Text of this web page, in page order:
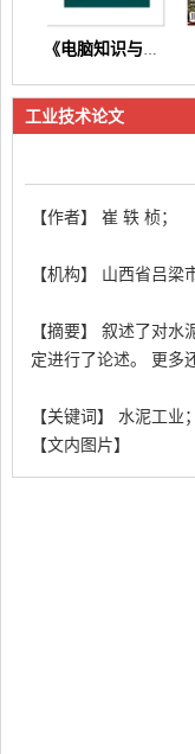
《电脑知识与技术》
工业技术论文
【作者】 崔 轶 桢；
【机构】 山西省吕梁
【摘要】 叙述了对
定进行了论述。 更多
【关键词】 水泥工业
【文内图片】